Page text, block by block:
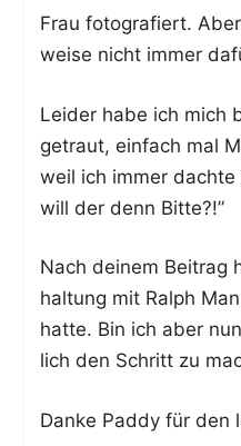
Frau foto­gra­fiert.
wei­se nicht immer
Lei­der habe ich mich
getraut, ein­fach mal
weil ich immer dach­te
will der denn Bitte?!”
Nach dei­nem Bei­trag
hal­tung mit Ralph
hat­te. Bin ich aber
lich den Schritt zu
Dan­ke Pad­dy für den